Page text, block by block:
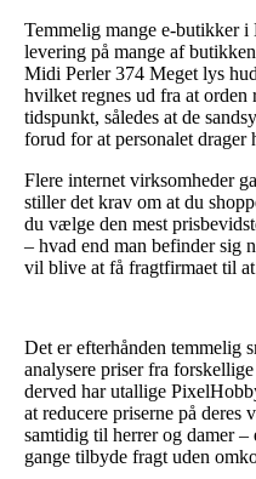
Temmelig mange e-butikker i
levering på mange af
Midi Perler 374 Meget lys
hvilket regnes ud fra at orden
tidspunkt, således at de
forud for at personalet drager
Flere internet virksomheder
stiller det krav om at du
du vælge den mest
– hvad end man befinder sig
vil blive at få fragtfirmaet til
Det er efterhånden temmelig
analysere priser fra
derved har utallige
at reducere priserne på deres
samtidig til herrer og damer
gange tilbyde fragt uden